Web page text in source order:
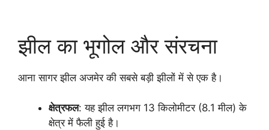
झील का भूगोल और संरचना
आना सागर झील अजमेर की सबसे बड़ी झीलों में से एक है।
क्षेत्रफल: यह झील लगभग 13 किलोमीटर (8.1 मील) के
क्षेत्र में फैली हुई है।